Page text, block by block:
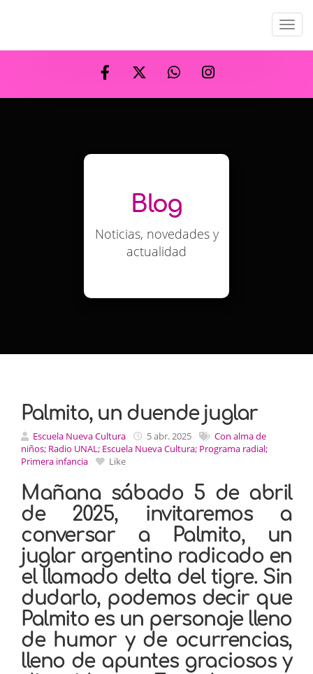
Menu
Blog
Noticias, novedades y
actualidad
Palmito, un duende juglar
Escuela Nueva Cultura 5 abr. 2025
Con alma de
niños; Radio UNAL; Escuela Nueva Cultura; Programa radial;
Primera infancia
Like
Mañana sábado 5 de abril
de 2025, invitaremos a
conversar a Palmito, un
juglar argentino radicado en
el llamado delta del tigre. Sin
dudarlo, podemos decir que
Palmito es un personaje lleno
de humor y de ocurrencias,
lleno de apuntes graciosos y